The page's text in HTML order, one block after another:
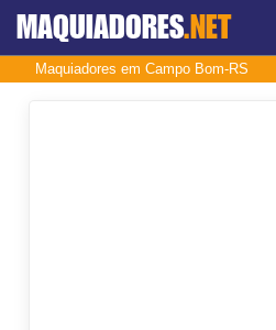
MAQUIADORES.NET
Maquiadores em Campo Bom-RS